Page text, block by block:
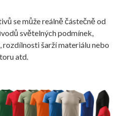
se může reálně částečně od
světelných podmínek,
šarží materiálu nebo
atd.